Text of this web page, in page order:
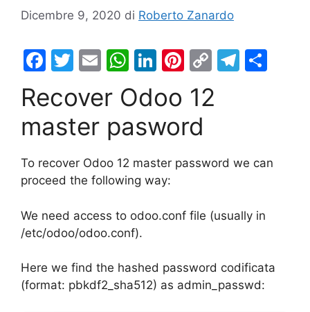
Dicembre 9, 2020 di Roberto Zanardo
F
c
e
o
o
k
T
itt
er
E
ai
W
h
at
s
p
p
Li
k
e
n
Pi
nt
er
e
C
o
p
n
T
m di
Recover Odoo 12
master pasword
To recover Odoo 12 master password we can
proceed the following way:
We need access to odoo.conf file (usually in
/etc/odoo/odoo.conf).
Here we find the hashed password codificata
(format: pbkdf2_sha512) as admin_passwd: